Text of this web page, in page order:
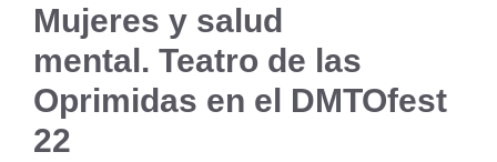
Mujeres y salud
mental. Teatro de las
Oprimidas en el DMTOfest
22